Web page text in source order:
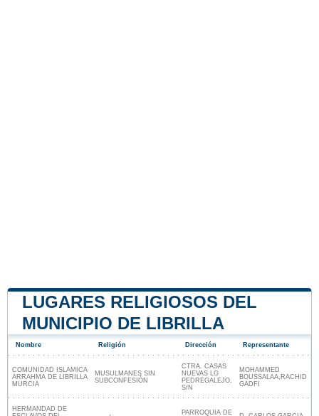
LUGARES RELIGIOSOS DEL
MUNICIPIO DE LIBRILLA
Nombre Religión Dirección Representante
COMUNIDAD ISLAMICA
ARRAHMA DE LIBRILLA
MURCIA
MUSULMANES SIN
SUBCONFESIÓN
CTRA. CASAS
NUEVAS LG
PEDREGALEJO,
S/N
MOHAMMED
BOUSSALAA,RACHID
GADFI
HERMANDAD DE
PARROQUIA DE